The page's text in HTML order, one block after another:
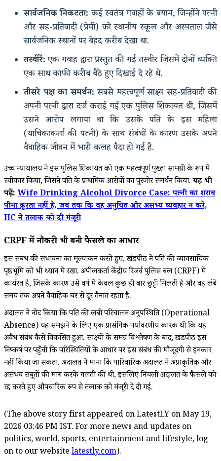
सार्वजनिक निकटता: कई स्वतंत्र गवाहों के बयान, जिन्होंने पत्नी
और सह-प्रतिवादी (प्रेमी) को स्थानीय स्कूल और अस्पताल जैसे
सार्वजनिक स्थानों पर बेहद करीब देखा था.
तस्वीरें:एक गवाह द्वारा प्रस्तुत की गई तस्वीर जिसमें दोनों व्यक्ति
एक साथ काफी करीब बैठे हुए दिखाई दे रहे थे.
तीसरे पक्ष का समर्थन: सबसे महत्वपूर्ण साक्ष्य सह-प्रतिवादी की
अपनी पत्नी द्वारा दर्ज कराई गई एक पुलिस शिकायत थी, जिसमें
उसने आरोप लगाया था कि उसके पति के इस महिला
(याचिकाकर्ता की पत्नी) के साथ संबंधों के कारण उसके अपने
वैवाहिक जीवन में भारी कलह पैदा हो गई है.
उच्च न्यायालय ने इस पुलिस शिकायत को एक महत्वपूर्ण पुख्ता सामग्री के रूप में
स्वीकार किया, जिसने पति के प्राथमिक आरोपों का पुरजोर समर्थन किया.यह भी
पढ़ें:Wife Drinking Alcohol Divorce Case: पत्नी का शराब
पीना क्रूरता नहीं है, जब तक कि वह अनुचित और असभ्य व्यवहार न करे,
HC ने तलाक को दी मंजूरी
CRPF में नौकरी भी बनी फैसले का आधार
इस संबंध की संभावना का मूल्यांकन करते हुए, खंडपीठ ने पति की व्यावसायिक
पृष्ठभूमि को भी ध्यान में रखा. अपीलकर्ता केंद्रीय रिजर्व पुलिस बल (CRPF) में
कार्यरत है, जिसके कारण उसे वर्ष में केवल कुछ ही बार छुट्टी मिलती है और वह लंबे
समय तक अपने वैवाहिक घर से दूर तैनात रहता है.
अदालत ने नोट किया कि पति की लंबी परिचालन अनुपस्थिति (Operational
Absence) यह समझने के लिए एक प्रासंगिक पर्यावरणीय कारक थी कि यह
अवैध संबंध कैसे विकसित हुआ. साक्ष्यों के समग्र विश्लेषण के बाद, खंडपीठ इस
निष्कर्ष पर पहुँची कि परिस्थितियों के आधार पर इस संबंध की मौजूदगी से इनकार
नहीं किया जा सकता. अदालत ने माना कि पारिवारिक अदालत ने अप्राकृतिक और
असंभव सबूतों की मांग करके गलती की थी, इसलिए निचली अदालत के फैसले को
रद्द करते हुए औपचारिक रूप से तलाक को मंजूरी दे दी गई.
(The above story first appeared on LatestLY on May 19,
2026 03:46 PM IST. For more news and updates on
politics, world, sports, entertainment and lifestyle, log
on to our website latestly.com).